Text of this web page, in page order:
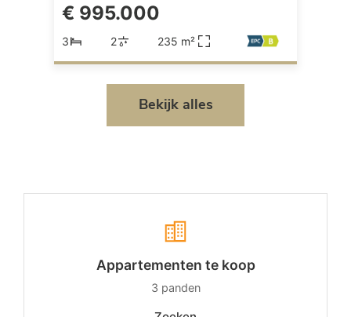
€ 995.000
3 2 235 m²
Bekijk alles
Appartementen te koop
3 panden